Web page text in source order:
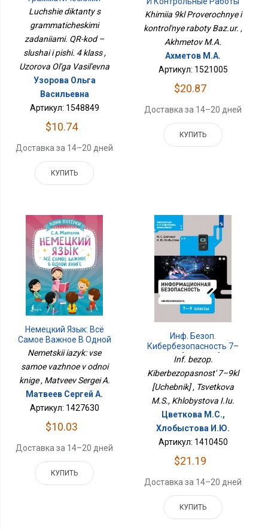
Заданиями. QR-Код –
Слушай И Пиши. 4 Класс
Luchshie diktanty s
grammaticheskimi
zadaniiami. QR-kod –
slushai i pishi. 4 klass ,
Uzorova Ol'ga Vasil'evna
Узорова Ольга
Васильевна
Артикул: 1548849
$10.74
Доставка за 14–20 дней
КУПИТЬ
Баз.ур.
Khimiia 9kl Proverochnye i
kontrol'nye raboty Baz.ur. ,
Akhmetov M.A.
Ахметов М.А.
Артикул: 1521005
$20.87
Доставка за 14–20 дней
КУПИТЬ
Немецкий Язык: Всё
Самое Важное В Одной
Книге
Nemetskii iazyk: vse
samoe vazhnoe v odnoi
knige , Matveev Sergei A.
Матвеев Сергей А.
Артикул: 1427630
$10.03
Доставка за 14–20 дней
КУПИТЬ
Инф. Безоп.
Кибербезопасность 7–
9кл [Учебник]
Inf. bezop.
Kiberbezopasnost' 7–9kl
[Uchebnik] , Tsvetkova
M.S., Khlobystova I.Iu.
Цветкова М.С.,
Хлобыстова И.Ю.
Артикул: 1410450
$21.19
Доставка за 14–20 дней
КУПИТЬ